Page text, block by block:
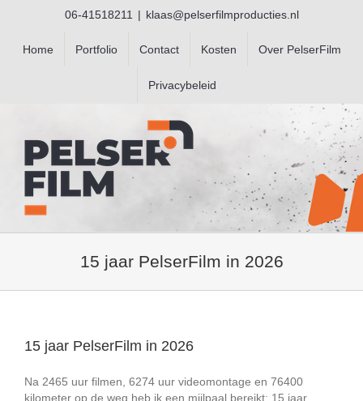
06-41518211 | klaas@pelserfilmproducties.nl
Home Portfolio Contact Kosten Over PelserFilm
Privacybeleid
15 jaar PelserFilm in 2026
15 jaar PelserFilm in 2026
Na 2465 uur filmen, 6274 uur videomontage en 76400
kilometer op de weg heb ik een mijlpaal bereikt: 15 jaar